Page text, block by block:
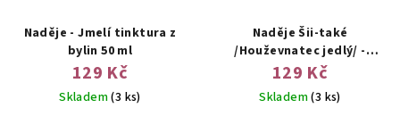
Naděje - Jmelí tinktura z
bylin 50 ml
129 Kč
Skladem(3 ks)
Naděje Šii-také
/Houževnatec jedlý/ -
tinktura z houby 50 ml
129 Kč
Skladem(3 ks)